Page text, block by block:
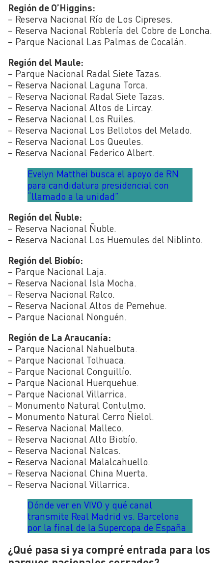
Región de O’Higgins:
– Reserva Nacional Río de Los Cipreses.
– Reserva Nacional Roblería del Cobre de Loncha.
– Parque Nacional Las Palmas de Cocalán.
Región del Maule:
– Parque Nacional Radal Siete Tazas.
– Reserva Nacional Laguna Torca.
– Reserva Nacional Radal Siete Tazas.
– Reserva Nacional Altos de Lircay.
– Reserva Nacional Los Ruiles.
– Reserva Nacional Los Bellotos del Melado.
– Reserva Nacional Los Queules.
– Reserva Nacional Federico Albert.
Evelyn Matthei busca el apoyo de RN
para candidatura presidencial con
“llamado a la unidad”
Región del Ñuble:
– Reserva Nacional Ñuble.
– Reserva Nacional Los Huemules del Niblinto.
Región del Biobío:
– Parque Nacional Laja.
– Reserva Nacional Isla Mocha.
– Reserva Nacional Ralco.
– Reserva Nacional Altos de Pemehue.
– Parque Nacional Nonguén.
Región de La Araucanía:
– Parque Nacional Nahuelbuta.
– Parque Nacional Tolhuaca.
– Parque Nacional Conguillío.
– Parque Nacional Huerquehue.
– Parque Nacional Villarrica.
– Monumento Natural Contulmo.
– Monumento Natural Cerro Ñielol.
– Reserva Nacional Malleco.
– Reserva Nacional Alto Biobío.
– Reserva Nacional Nalcas.
– Reserva Nacional Malalcahuello.
– Reserva Nacional China Muerta.
– Reserva Nacional Villarrica.
Dónde ver en VIVO y qué canal
transmite Real Madrid vs. Barcelona
por la final de la Supercopa de España
¿Qué pasa si ya compré entrada para los